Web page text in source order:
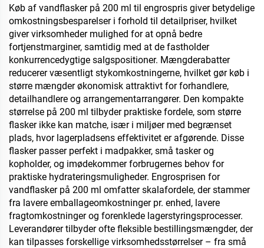
både varm og kold drik
Stråloft
Køb af vandflasker på 200 ml til engrospris giver betydelige
omkostningsbesparelser i forhold til detailpriser, hvilket
giver virksomheder mulighed for at opnå bedre
fortjenstmarginer, samtidig med at de fastholder
konkurrencedygtige salgspositioner. Mængderabatter
reducerer væsentligt stykomkostningerne, hvilket gør køb i
større mængder økonomisk attraktivt for forhandlere,
detailhandlere og arrangementarrangører. Den kompakte
størrelse på 200 ml tilbyder praktiske fordele, som større
flasker ikke kan matche, især i miljøer med begrænset
plads, hvor lagerpladsens effektivitet er afgørende. Disse
flasker passer perfekt i madpakker, små tasker og
kopholder, og imødekommer forbrugernes behov for
praktiske hydrateringsmuligheder. Engrosprisen for
vandflasker på 200 ml omfatter skalafordele, der stammer
fra lavere emballageomkostninger pr. enhed, lavere
fragtomkostninger og forenklede lagerstyringsprocesser.
Leverandører tilbyder ofte fleksible bestillingsmængder, der
kan tilpasses forskellige virksomhedsstørrelser – fra små